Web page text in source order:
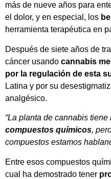
más de nueve años para
el dolor, y en especial, los
herramienta terapéutica en
Después de siete años de
cáncer usando cannabis
por la regulación de esta
Latina y por su
analgésico.
“La planta de cannabis tiene
compuestos químicos,
compuestos estamos
Entre esos compuestos
cual ha demostrado tener